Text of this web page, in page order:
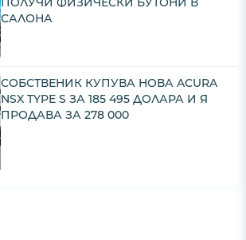
САЛОНА
СОБСТВЕНИК КУПУВА НОВА ACURA
NSX TYPE S ЗА 185 495 ДОЛАРА И Я
ПРОДАВА ЗА 278 000